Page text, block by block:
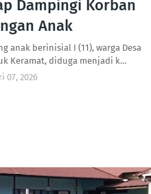
Dampingi Korban
Anak
anak berinisial I (11), warga Desa
Keramat, diduga menjadi k…
07, 2026